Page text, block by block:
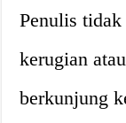
Penulis tidak
kerugian
berkunjung